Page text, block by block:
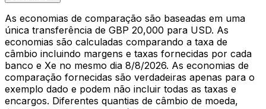
As economias de comparação são baseadas em uma
única transferência de GBP 20,000 para USD. As
economias são calculadas comparando a taxa de
câmbio incluindo margens e taxas fornecidas por cada
banco e Xe no mesmo dia 8/8/2026. As economias de
comparação fornecidas são verdadeiras apenas para o
exemplo dado e podem não incluir todas as taxas e
encargos. Diferentes quantias de câmbio de moeda,